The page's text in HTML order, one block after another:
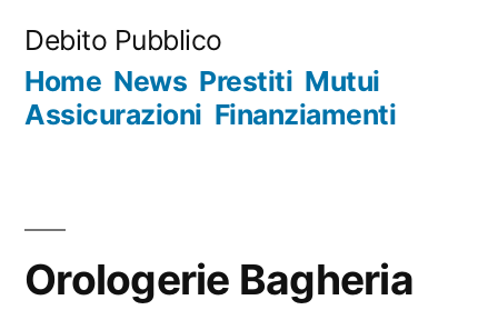
contenuto
Debito Pubblico
Home News Prestiti Mutui
Assicurazioni Finanziamenti
Orologerie Bagheria